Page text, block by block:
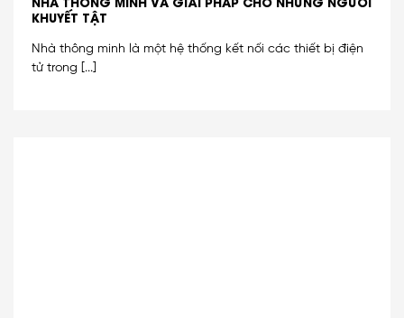
KHUYẾT TẬT
Nhà thông minh là một hệ thống kết nối các thiết bị điện
tử trong [...]